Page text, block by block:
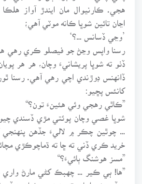
هجي. ڪارنيوال مان ايندڙ آواز هلڪا
اڃان تائين شوڀا ڪانه موٽي آهي؛
’وڃي ڏسانس …؟‘
رسنا واپس وڃڻ جو فيصلو ڪري رهي
ڏٺو ته شوڀا پريشانيءَ وچان، هر هر
ڏانهنس ڊوڙندي اچي رهي آهي. رسنا
کانئس پڇيو:
”ڪاٿي رهجي وئي هئينءَ تون؟“
شوڀا غصي وچان پوئتي مڙي ڏسندي
… چوٿين چڪر ۾ لاليءَ جڏهن
خريد ڪري ڏني ته ڇا ته ڌماچوڪڙي
”مسز هوشنگ ٻائيءَ؟“
”ها! ٻي ڪير … چهبڪ کڻي مارڻ واري
هيڏي پئي اچان، ته منهنجي پٺيان